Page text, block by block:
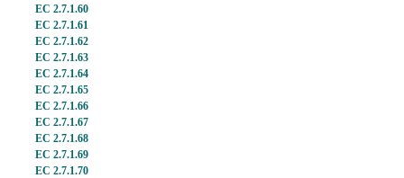
EC 2.7.1.60
EC 2.7.1.61
EC 2.7.1.62
EC 2.7.1.63
EC 2.7.1.64
EC 2.7.1.65
EC 2.7.1.66
EC 2.7.1.67
EC 2.7.1.68
EC 2.7.1.69
EC 2.7.1.70